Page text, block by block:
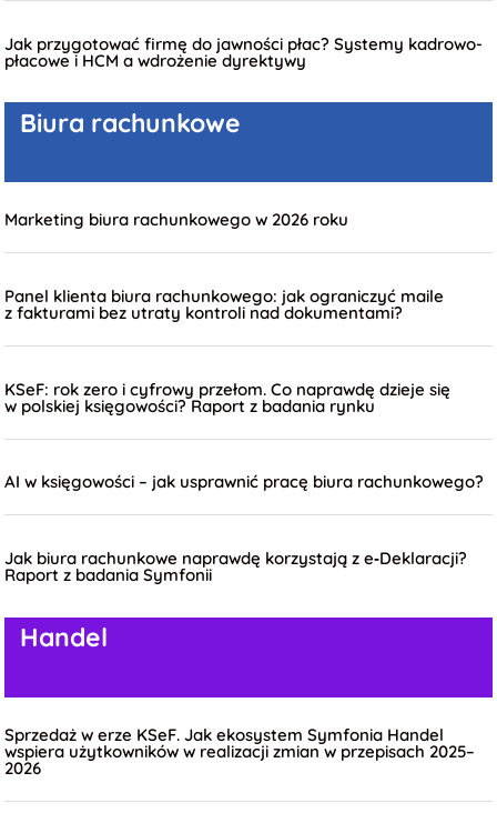
Jak przygotować firmę do jawności płac? Systemy kadrowo-
płacowe i HCM a wdrożenie dyrektywy
Biura rachunkowe
Marketing biura rachunkowego w 2026 roku
Panel klienta biura rachunkowego: jak ograniczyć maile
z fakturami bez utraty kontroli nad dokumentami?
KSeF: rok zero i cyfrowy przełom. Co naprawdę dzieje się
w polskiej księgowości? Raport z badania rynku
AI w księgowości – jak usprawnić pracę biura rachunkowego?
Jak biura rachunkowe naprawdę korzystają z e‑Deklaracji?
Raport z badania Symfonii
Handel
Sprzedaż w erze KSeF. Jak ekosystem Symfonia Handel
wspiera użytkowników w realizacji zmian w przepisach 2025–
2026